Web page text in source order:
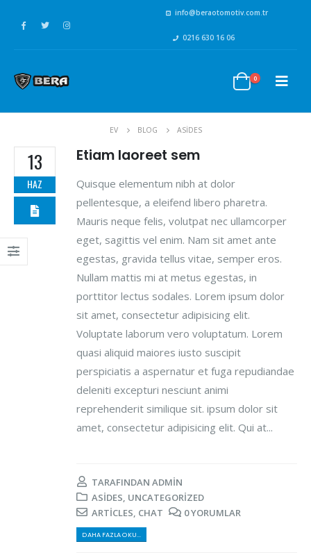
info@beraotomotiv.com.tr
0216 630 16 06
0
EV BLOG ASIDES
13
HAZ
Etiam laoreet sem
Quisque elementum nibh at dolor
pellentesque, a eleifend libero pharetra.
Mauris neque felis, volutpat nec ullamcorper
eget, sagittis vel enim. Nam sit amet ante
egestas, gravida tellus vitae, semper eros.
Nullam mattis mi at metus egestas, in
porttitor lectus sodales. Lorem ipsum dolor
sit amet, consectetur adipisicing elit.
Voluptate laborum vero voluptatum. Lorem
quasi aliquid maiores iusto suscipit
perspiciatis a aspernatur et fuga repudiandae
deleniti excepturi nesciunt animi
reprehenderit similique sit. ipsum dolor sit
amet, consectetur adipisicing elit. Qui at...
TARAFINDAN ADMIN
ASIDES, UNCATEGORIZED
ARTICLES, CHAT 0 YORUMLAR
DAHA FAZLA OKU...